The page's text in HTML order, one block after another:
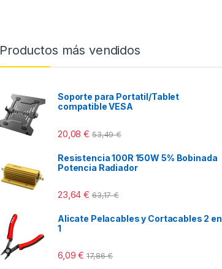
Productos más vendidos
Soporte para Portatil/Tablet
compatible VESA
20,08€ 53,49€
Resistencia 100R 150W 5% Bobinada
Potencia Radiador
23,64€ 63,17€
Alicate Pelacables y Cortacables 2 en
1
6,09€ 17,86€